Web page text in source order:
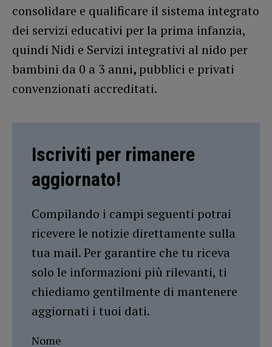
consolidare e qualificare il sistema integrato
dei servizi educativi per la prima infanzia,
quindi Nidi e Servizi integrativi al nido per
bambini da 0 a 3 anni, pubblici e privati
convenzionati accreditati.
Iscriviti per rimanere
aggiornato!
Compilando i campi seguenti potrai
ricevere le notizie direttamente sulla
tua mail. Per garantire che tu riceva
solo le informazioni più rilevanti, ti
chiediamo gentilmente di mantenere
aggiornati i tuoi dati.
Nome